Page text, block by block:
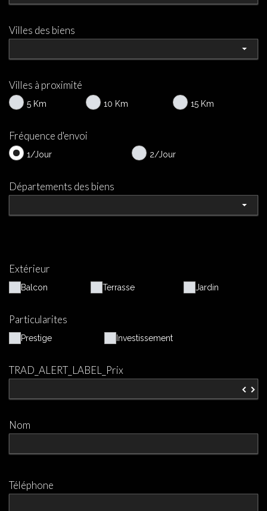
Villes des biens
Villes à proximité
5 Km 10 Km 15 Km
Fréquence d'envoi
1/Jour 2/Jour
Départements des biens
Extérieur
Balcon Terrasse Jardin
Particularites
Prestige Investissement
TRAD_ALERT_LABEL_Prix
▼
Nom
Téléphone